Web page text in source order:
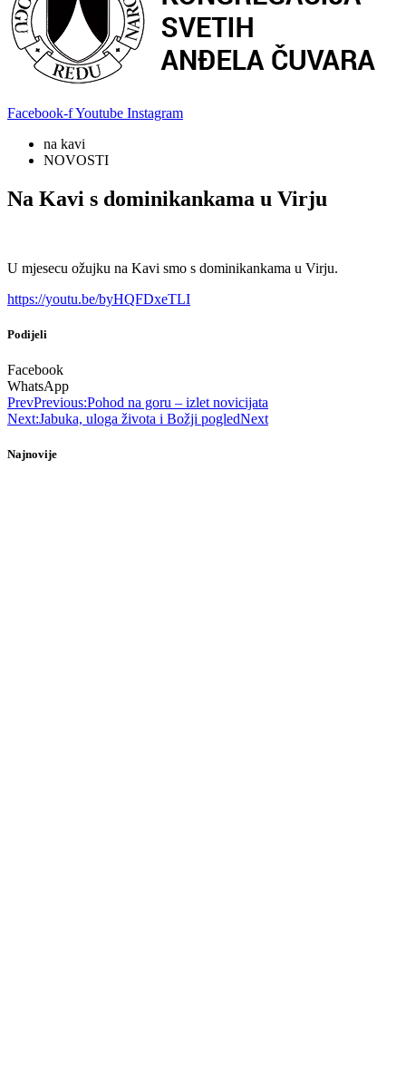
Facebook-fYoutube Instagram
na kavi
NOVOSTI
Na Kavi s dominikankama u Virju
U mjesecu ožujku na Kavi smo s dominikankama u Virju.
https://youtu.be/byHQFDxeTLI
Podijeli
Facebook
WhatsApp
PrevPrevious:Pohod na goru – izlet novicijata
Next:Jabuka, uloga života i Božji pogledNext
Najnovije